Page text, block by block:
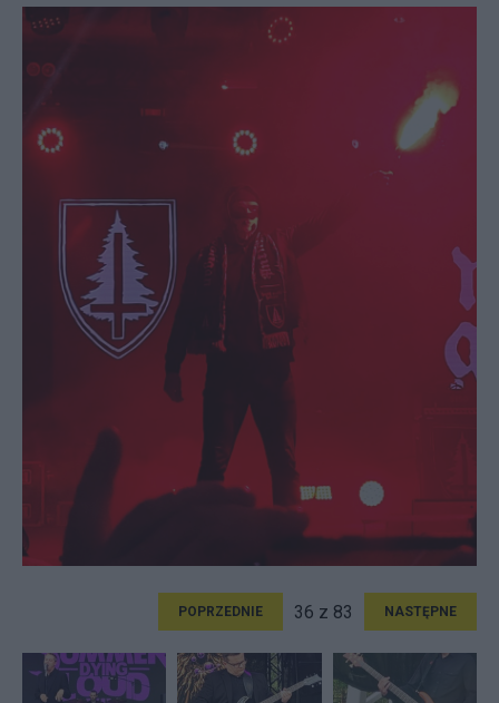
POPRZEDNIE 36 z 83 NASTĘPNE